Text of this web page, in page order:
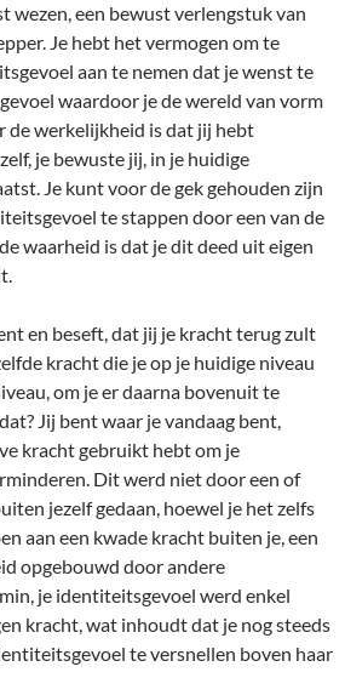
wezen, een bewust verlengstuk van
Je hebt het vermogen om te
aan te nemen dat je wenst te
waardoor je de wereld van vorm
de werkelijkheid is dat jij hebt
je bewuste jij, in je huidige
Je kunt voor de gek gehouden zijn
te stappen door een van de
waarheid is dat je dit deed uit eigen
en beseft, dat jij je kracht terug zult
kracht die je op je huidige niveau
om je er daarna bovenuit te
Jij bent waar je vandaag bent,
kracht gebruikt hebt om je
Dit werd niet door een of
jezelf gedaan, hoewel je het zelfs
aan een kwade kracht buiten je, een
opgebouwd door andere
je identiteitsgevoel werd enkel
kracht, wat inhoudt dat je nog steeds
te versnellen boven haar